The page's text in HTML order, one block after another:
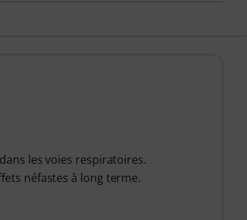
les voies respiratoires.
néfastes à long terme.